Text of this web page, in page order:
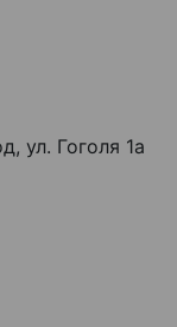
ул. Гоголя 1а